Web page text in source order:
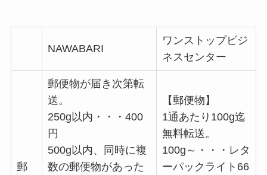
NAWABARI
ワンストップビジ
ネスセンター
郵
郵便物が届き次第転
送。
250g以内・・・400
円
500g以内、同時に複
数の郵便物があった
【郵便物】
1通あたり100g迄
無料転送。
100g～・・・レタ
ーパックライト66